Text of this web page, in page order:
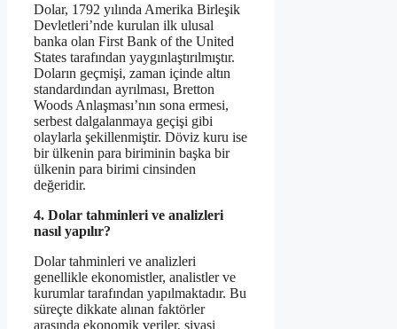
Dolar, 1792 yılında Amerika Birleşik
Devletleri’nde kurulan ilk ulusal
banka olan First Bank of the United
States tarafından yaygınlaştırılmıştır.
Doların geçmişi, zaman içinde altın
standardından ayrılması, Bretton
Woods Anlaşması’nın sona ermesi,
serbest dalgalanmaya geçişi gibi
olaylarla şekillenmiştir. Döviz kuru ise
bir ülkenin para biriminin başka bir
ülkenin para birimi cinsinden
değeridir.
4. Dolar tahminleri ve analizleri
nasıl yapılır?
Dolar tahminleri ve analizleri
genellikle ekonomistler, analistler ve
kurumlar tarafından yapılmaktadır. Bu
süreçte dikkate alınan faktörler
arasında ekonomik veriler, siyasi